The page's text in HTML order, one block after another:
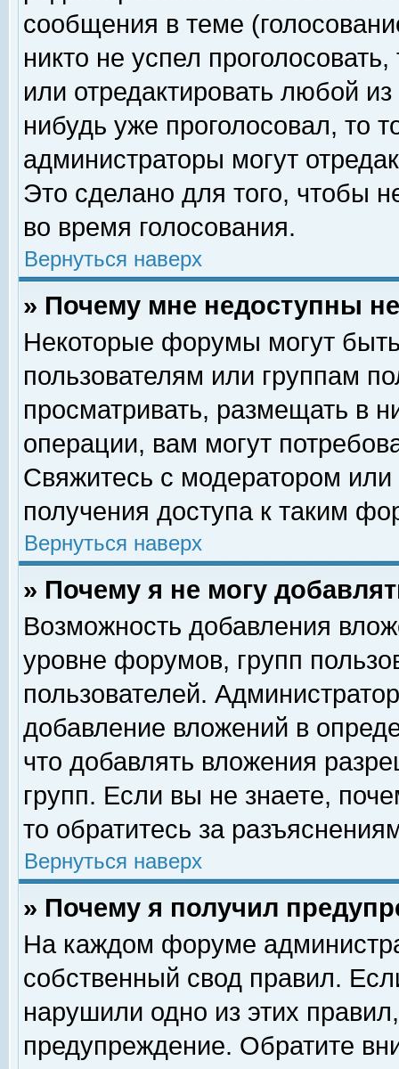
сообщения в теме
никто не успел
или отредактировать любой
нибудь уже проголосовал, то
администраторы могут
Это сделано для того, чтобы
во время голосования.
Вернуться наверх
» Почему мне недоступны
Некоторые форумы могут
пользователям или группам
просматривать, размещать в
операции, вам могут
Свяжитесь с модератором
получения доступа к таким
Вернуться наверх
» Почему я не могу
Возможность добавления
уровне форумов, групп
пользователей.
добавление вложений в
что добавлять вложения
групп. Если вы не знаете,
то обратитесь за
Вернуться наверх
» Почему я получил
На каждом форуме
собственный свод правил.
нарушили одно из этих
предупреждение. Обратите